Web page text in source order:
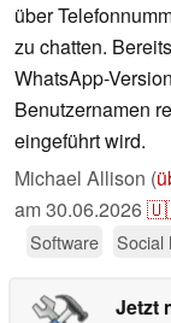
über
zu chatten.
WhatsApp-
Benutzernamen
eingeführt wird.
Michael Allison (
am30.06.2026
Software Social
Jetzt